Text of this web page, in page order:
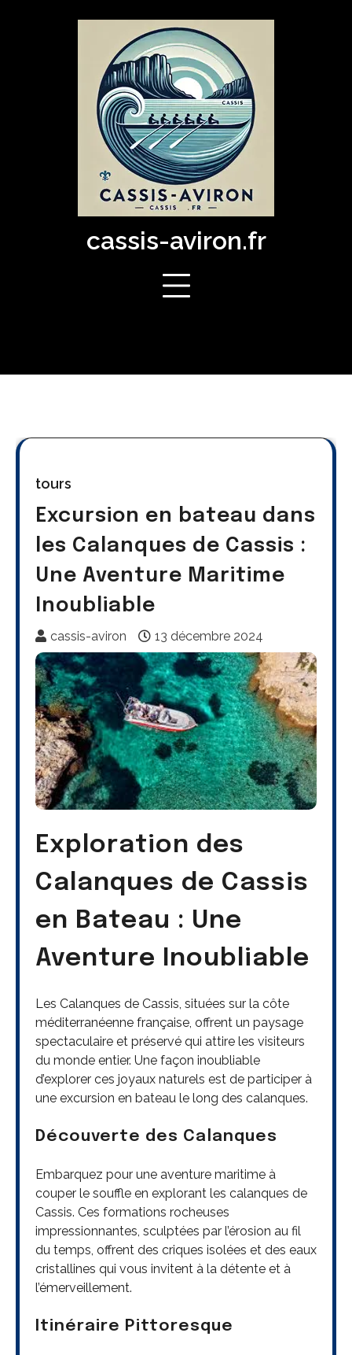
cassis-aviron.fr
tours
Excursion en bateau dans
les Calanques de Cassis :
Une Aventure Maritime
Inoubliable
cassis-aviron 13 décembre 2024
Exploration des
Calanques de Cassis
en Bateau : Une
Aventure Inoubliable
Les Calanques de Cassis, situées sur la côte
méditerranéenne française, offrent un paysage
spectaculaire et préservé qui attire les visiteurs
du monde entier. Une façon inoubliable
d’explorer ces joyaux naturels est de participer à
une excursion en bateau le long des calanques.
Découverte des Calanques
Embarquez pour une aventure maritime à
couper le souffle en explorant les calanques de
Cassis. Ces formations rocheuses
impressionnantes, sculptées par l’érosion au fil
du temps, offrent des criques isolées et des eaux
cristallines qui vous invitent à la détente et à
l’émerveillement.
Itinéraire Pittoresque